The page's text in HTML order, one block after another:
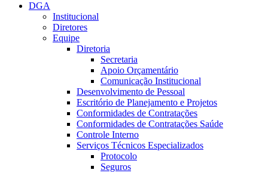
DGA
Institucional
Diretores
Equipe
Diretoria
Secretaria
Apoio Orçamentário
Comunicação Institucional
Desenvolvimento de Pessoal
Escritório de Planejamento e Projetos
Conformidades de Contratações
Conformidades de Contratações Saúde
Controle Interno
Serviços Técnicos Especializados
Protocolo
Seguros